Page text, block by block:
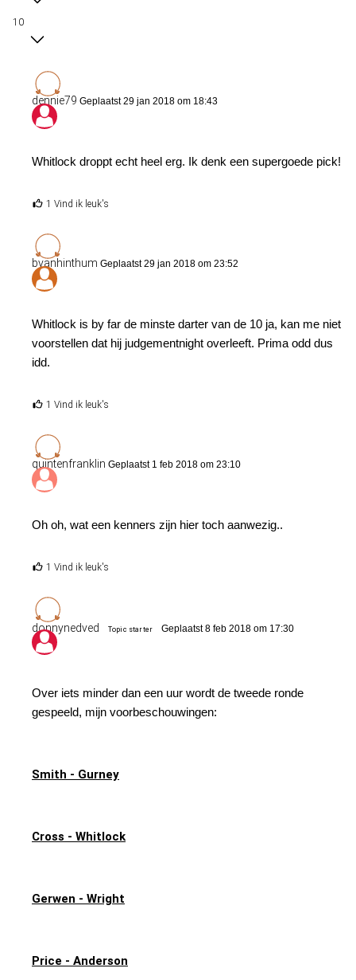
10
dennie79 Geplaatst 29 jan 2018 om 18:43
Whitlock droppt echt heel erg. Ik denk een supergoede pick!
1 Vind ik leuk's
bvanhinthum Geplaatst 29 jan 2018 om 23:52
Whitlock is by far de minste darter van de 10 ja, kan me niet
voorstellen dat hij judgementnight overleeft. Prima odd dus
idd.
1 Vind ik leuk's
quintenfranklin Geplaatst 1 feb 2018 om 23:10
Oh oh, wat een kenners zijn hier toch aanwezig..
1 Vind ik leuk's
donnynedved Topic starter Geplaatst 8 feb 2018 om 17:30
Over iets minder dan een uur wordt de tweede ronde
gespeeld, mijn voorbeschouwingen:
Smith - Gurney
Cross - Whitlock
Gerwen - Wright
Price - Anderson